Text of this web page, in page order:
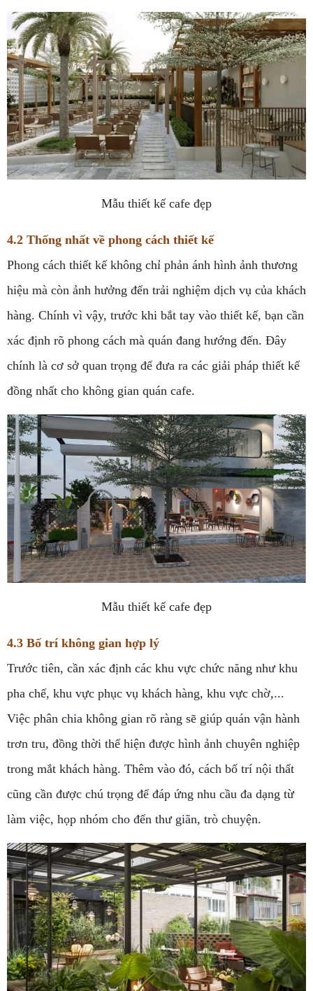
Mẫu thiết kế cafe đẹp
4.2 Thống nhất về phong cách thiết kế
Phong cách thiết kế không chỉ phản ánh hình ảnh thương
hiệu mà còn ảnh hưởng đến trải nghiệm dịch vụ của khách
hàng. Chính vì vậy, trước khi bắt tay vào thiết kế, bạn cần
xác định rõ phong cách mà quán đang hướng đến. Đây
chính là cơ sở quan trọng để đưa ra các giải pháp thiết kế
đồng nhất cho không gian quán cafe.
Mẫu thiết kế cafe đẹp
4.3 Bố trí không gian hợp lý
Trước tiên, cần xác định các khu vực chức năng như khu
pha chế, khu vực phục vụ khách hàng, khu vực chờ,...
Việc phân chia không gian rõ ràng sẽ giúp quán vận hành
trơn tru, đồng thời thể hiện được hình ảnh chuyên nghiệp
trong mắt khách hàng. Thêm vào đó, cách bố trí nội thất
cũng cần được chú trọng để đáp ứng nhu cầu đa dạng từ
làm việc, họp nhóm cho đến thư giãn, trò chuyện.